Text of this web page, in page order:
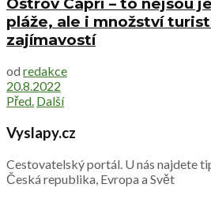
pláže, ale i množství
zajímavostí
od redakce
20.8.2022
Před. Další
Vyslapy.cz
Cestovatelský portál. U nás najdete
Česká republika, Evropa a Svět